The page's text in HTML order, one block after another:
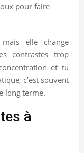
pour faire
elle change
contrastes trop
et tu
c’est souvent
long terme.
à